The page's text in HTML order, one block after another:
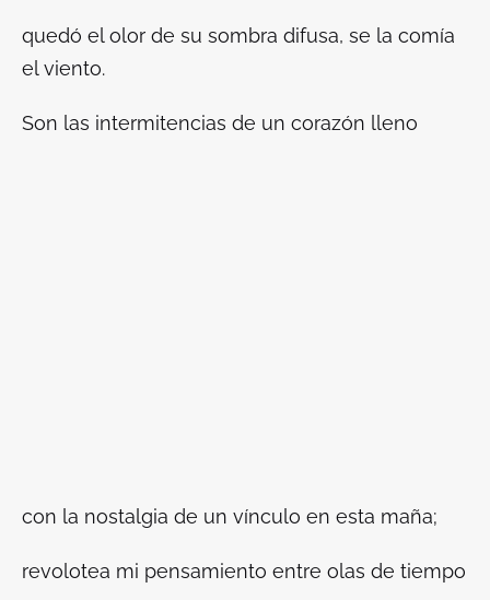
quedó el olor de su sombra difusa, se la comía
el viento.
Son las intermitencias de un corazón lleno
con la nostalgia de un vínculo en esta maña;
revolotea mi pensamiento entre olas de tiempo